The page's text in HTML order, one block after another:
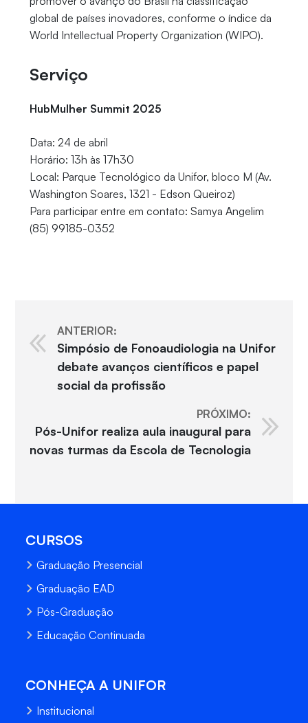
global de países inovadores, conforme o índice da
World Intellectual Property Organization (WIPO).
Serviço
HubMulher Summit 2025
Data: 24 de abril
Horário: 13h às 17h30
Local: Parque Tecnológico da Unifor, bloco M (Av.
Washington Soares, 1321 - Edson Queiroz)
Para participar entre em contato: Samya Angelim
(85) 99185-0352
ANTERIOR:
Simpósio de Fonoaudiologia na Unifor
debate avanços científicos e papel
social da profissão
PRÓXIMO:
Pós-Unifor realiza aula inaugural para
novas turmas da Escola de Tecnologia
CURSOS
Graduação Presencial
Graduação EAD
Pós-Graduação
Educação Continuada
CONHEÇA A UNIFOR
Institucional